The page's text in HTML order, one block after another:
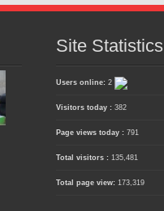
Site Statistics
Users online: 2
Visitors today : 382
Page views today : 791
Total visitors : 135,481
Total page view: 173,319